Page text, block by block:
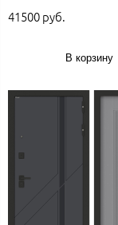
41500 руб.
В корзину